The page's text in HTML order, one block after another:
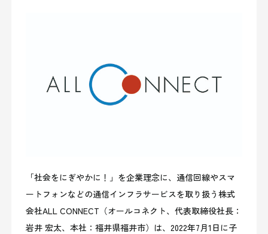
「社会をにぎやかに！」を企業理念に、通信回線やスマ
ートフォンなどの通信インフラサービスを取り扱う株式
会社ALL CONNECT（オールコネクト、代表取締役社長：
岩井 宏太、本社：福井県福井市）は、2022年7月1日に子